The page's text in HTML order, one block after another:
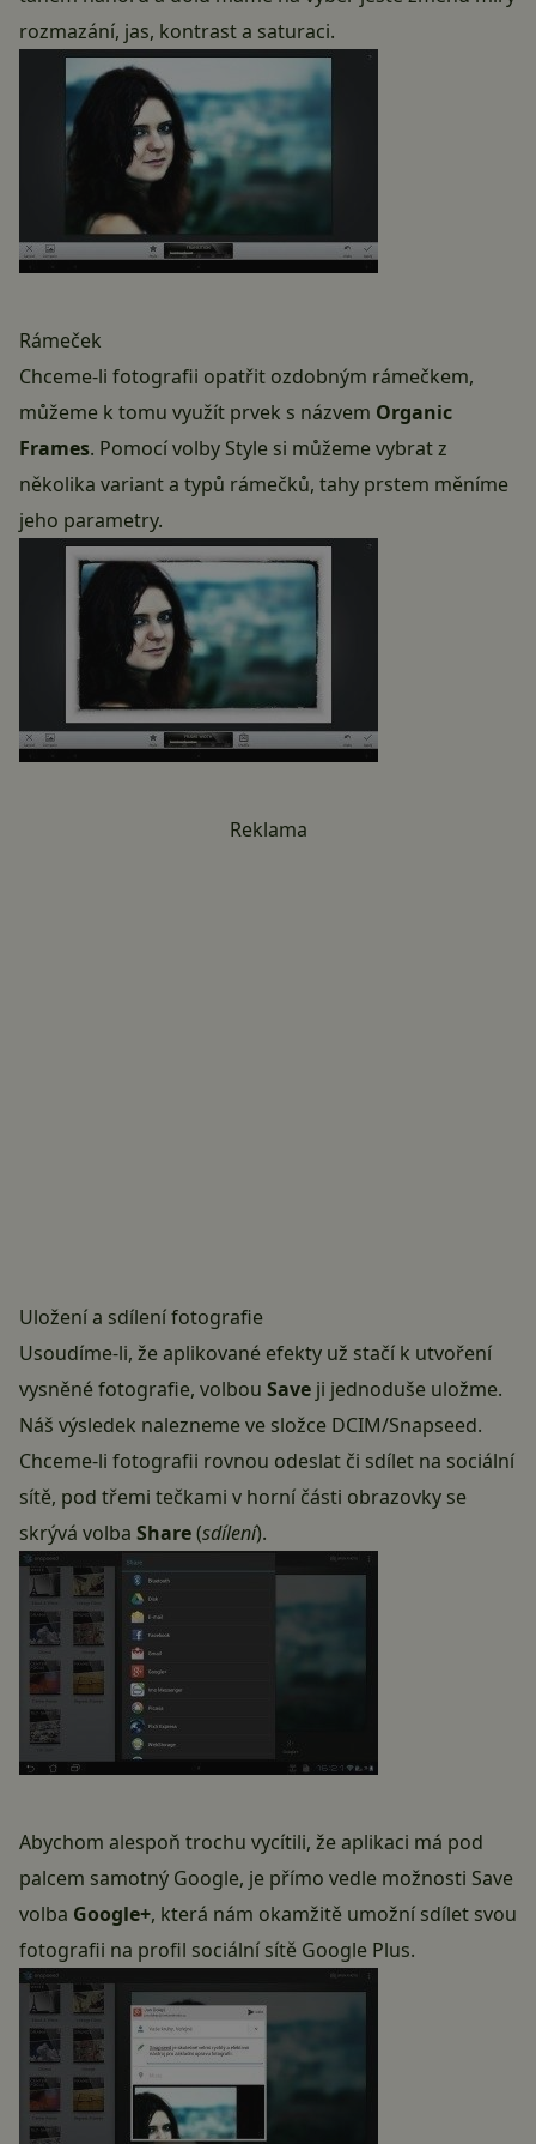
rozmazání, jas, kontrast a saturaci.
Rámeček
Chceme-li fotografii opatřit ozdobným rámečkem,
můžeme k tomu využít prvek s názvem Organic
Frames. Pomocí volby Style si můžeme vybrat z
několika variant a typů rámečků, tahy prstem měníme
jeho parametry.
Reklama
Uložení a sdílení fotografie
Usoudíme-li, že aplikované efekty už stačí k utvoření
vysněné fotografie, volbou Save ji jednoduše uložme.
Náš výsledek nalezneme ve složce DCIM/Snapseed.
Chceme-li fotografii rovnou odeslat či sdílet na sociální
sítě, pod třemi tečkami v horní části obrazovky se
skrývá volba Share(sdílení).
Abychom alespoň trochu vycítili, že aplikaci má pod
palcem samotný Google, je přímo vedle možnosti Save
volba Google+, která nám okamžitě umožní sdílet svou
fotografii na profil sociální sítě Google Plus.